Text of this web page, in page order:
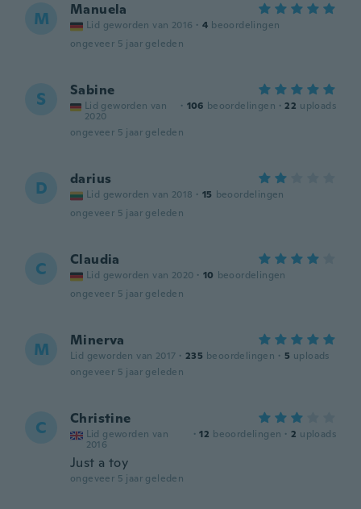
M Manuela
Lid geworden van 2016 · 4 beoordelingen
ongeveer 5 jaar geleden
S Sabine
Lid geworden van
2020
· 106 beoordelingen · 22 uploads
ongeveer 5 jaar geleden
D darius
Lid geworden van 2018 · 15 beoordelingen
ongeveer 5 jaar geleden
C Claudia
Lid geworden van 2020 · 10 beoordelingen
ongeveer 5 jaar geleden
M Minerva
Lid geworden van 2017 · 235 beoordelingen · 5 uploads
ongeveer 5 jaar geleden
C Christine
Lid geworden van
2016
· 12 beoordelingen · 2 uploads
Just a toy
ongeveer 5 jaar geleden